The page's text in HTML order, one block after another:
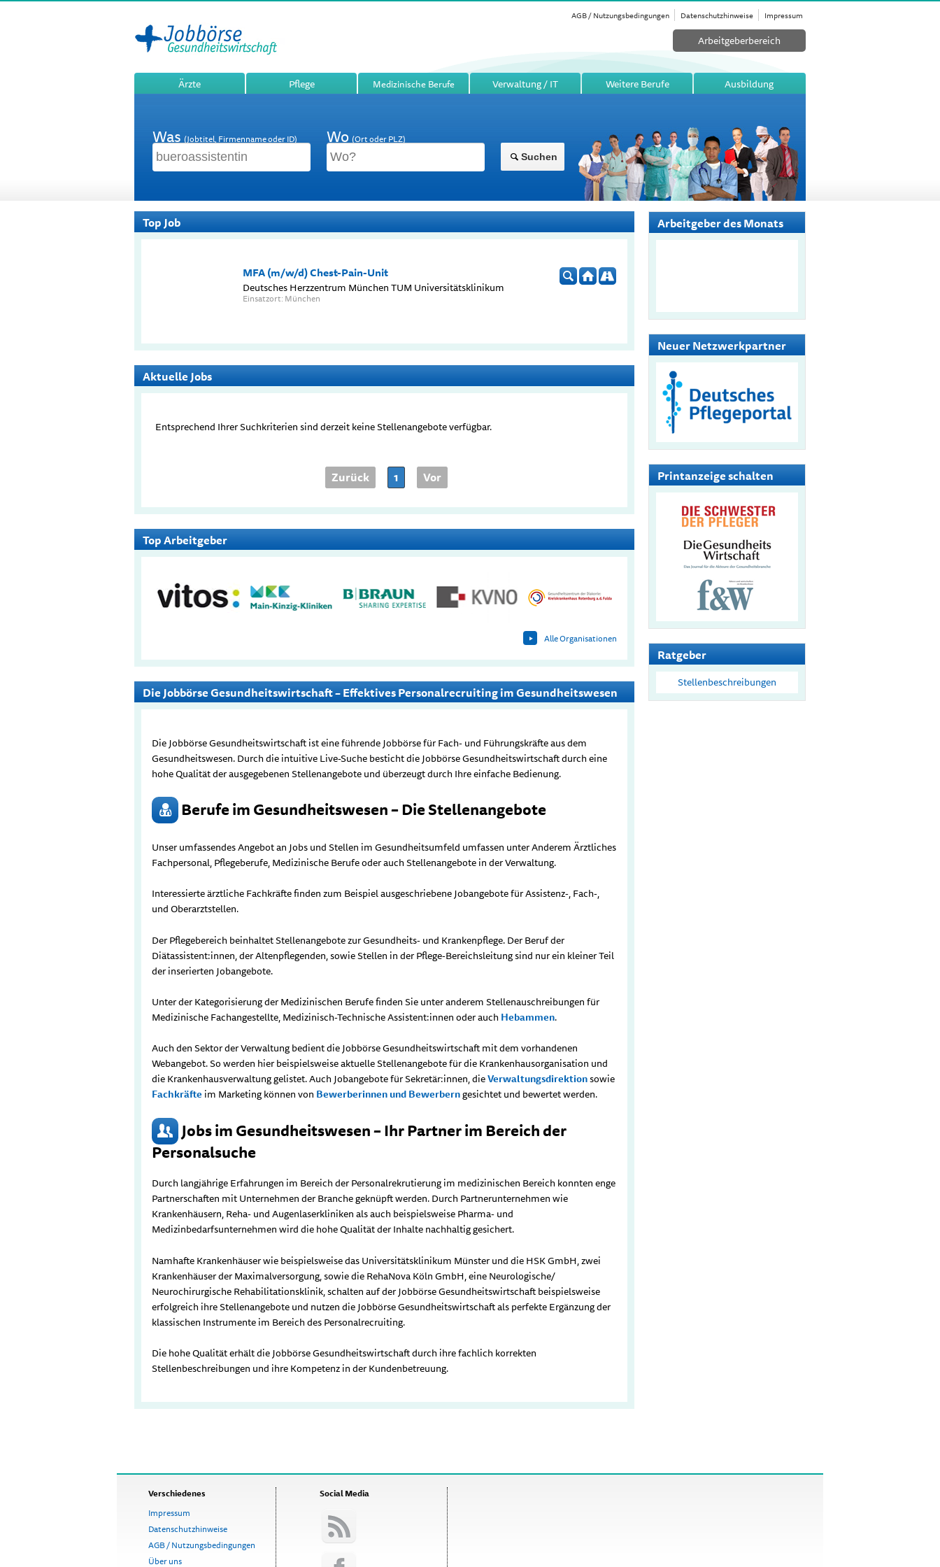
AGB / Nutzungsbedingungen Datenschutzhinweise Impressum
Ärzte Pflege Medizinische Berufe Verwaltung / IT Weitere Berufe Ausbildung
Arbeitgeberbereich
Was(Jobtitel, Firmenname oder ID) Wo(Ort oder PLZ)
Suchen
Top Job
MFA (m/w/d) Chest-Pain-Unit
Deutsches Herzzentrum München TUM Universitätsklinikum
Einsatzort: München
Aktuelle Jobs
Entsprechend Ihrer Suchkriterien sind derzeit keine Stellenangebote verfügbar.
Zurück 1 Vor
Top Arbeitgeber
Alle Organisationen
Die Jobbörse Gesundheitswirtschaft – Effektives Personalrecruiting im Gesundheitswesen
Die Jobbörse Gesundheitswirtschaft ist eine führende Jobbörse für Fach- und Führungskräfte aus dem
Gesundheitswesen. Durch die intuitive Live-Suche besticht die Jobbörse Gesundheitswirtschaft durch eine
hohe Qualität der ausgegebenen Stellenangebote und überzeugt durch Ihre einfache Bedienung.
Berufe im Gesundheitswesen – Die Stellenangebote
Unser umfassendes Angebot an Jobs und Stellen im Gesundheitsumfeld umfassen unter Anderem Ärztliches
Fachpersonal, Pflegeberufe, Medizinische Berufe oder auch Stellenangebote in der Verwaltung.
Interessierte ärztliche Fachkräfte finden zum Beispiel ausgeschriebene Jobangebote für Assistenz-, Fach-,
und Oberarztstellen.
Der Pflegebereich beinhaltet Stellenangebote zur Gesundheits- und Krankenpflege. Der Beruf der
Diätassistent:innen, der Altenpflegenden, sowie Stellen in der Pflege-Bereichsleitung sind nur ein kleiner Teil
der inserierten Jobangebote.
Unter der Kategorisierung der Medizinischen Berufe finden Sie unter anderem Stellenauschreibungen für
Medizinische Fachangestellte, Medizinisch-Technische Assistent:innen oder auch Hebammen.
Auch den Sektor der Verwaltung bedient die Jobbörse Gesundheitswirtschaft mit dem vorhandenen
Webangebot. So werden hier beispielsweise aktuelle Stellenangebote für die Krankenhausorganisation und
die Krankenhausverwaltung gelistet. Auch Jobangebote für Sekretär:innen, dieVerwaltungsdirektionsowie
Fachkräfte im Marketing können von Bewerberinnen und Bewerberngesichtet und bewertet werden.
Jobs im Gesundheitswesen – Ihr Partner im Bereich der
Personalsuche
Durch langjährige Erfahrungen im Bereich der Personalrekrutierung im medizinischen Bereich konnten enge
Partnerschaften mit Unternehmen der Branche geknüpft werden. Durch Partnerunternehmen wie
Krankenhäusern, Reha- und Augenlaserkliniken als auch beispielsweise Pharma- und
Medizinbedarfsunternehmen wird die hohe Qualität der Inhalte nachhaltig gesichert.
Namhafte Krankenhäuser wie beispielsweise das Universitätsklinikum Münster und die HSK GmbH, zwei
Krankenhäuser der Maximalversorgung, sowie die RehaNova Köln GmbH, eine Neurologische/
Neurochirurgische Rehabilitationsklinik, schalten auf der Jobbörse Gesundheitswirtschaft beispielsweise
erfolgreich ihre Stellenangebote und nutzen die Jobbörse Gesundheitswirtschaft als perfekte Ergänzung der
klassischen Instrumente im Bereich des Personalrecruiting.
Die hohe Qualität erhält die Jobbörse Gesundheitswirtschaft durch ihre fachlich korrekten
Stellenbeschreibungen und ihre Kompetenz in der Kundenbetreuung.
Arbeitgeber des Monats
Neuer Netzwerkpartner
Printanzeige schalten
Ratgeber
Stellenbeschreibungen
Verschiedenes
Impressum
Datenschutzhinweise
AGB / Nutzungsbedingungen
Über uns
Social Media